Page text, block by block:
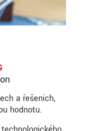
a řešeních,
hodnotu.